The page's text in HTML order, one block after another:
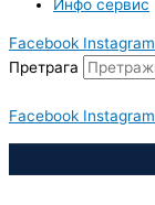
Инфо сервис
Facebook Instagram
Претрага
Facebook Instagram